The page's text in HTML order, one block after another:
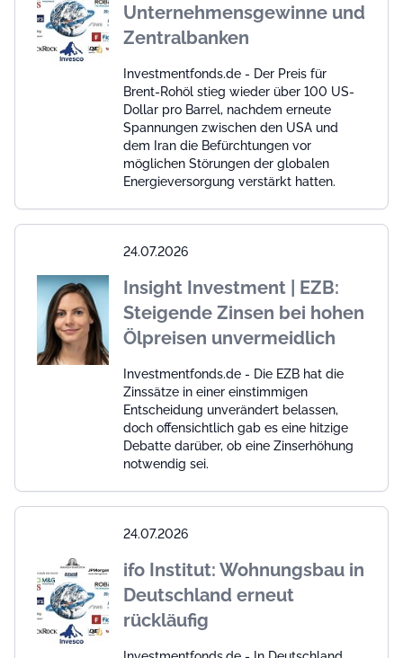
Unternehmensgewinne und
Zentralbanken
Investmentfonds.de - Der Preis für
Brent-Rohöl stieg wieder über 100 US-
Dollar pro Barrel, nachdem erneute
Spannungen zwischen den USA und
dem Iran die Befürchtungen vor
möglichen Störungen der globalen
Energieversorgung verstärkt hatten.
24.07.2026
Insight Investment | EZB:
Steigende Zinsen bei hohen
Ölpreisen unvermeidlich
Investmentfonds.de - Die EZB hat die
Zinssätze in einer einstimmigen
Entscheidung unverändert belassen,
doch offensichtlich gab es eine hitzige
Debatte darüber, ob eine Zinserhöhung
notwendig sei.
24.07.2026
ifo Institut: Wohnungsbau in
Deutschland erneut
rückläufig